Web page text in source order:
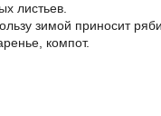
листьев.
зимой приносит
компот.